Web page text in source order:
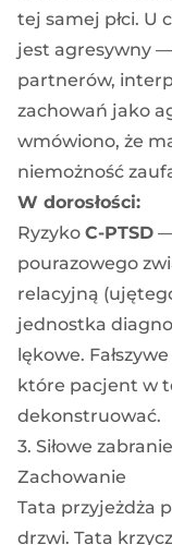
tej samej płci. U
jest agresywny
partnerów,
zachowań jako
wmówiono, że
niemożność
W dorosłości:
Ryzyko C-PTSD —
pourazowego
relacyjną
jednostka
lękowe.
które pacjent w
dekonstruować.
3. Siłowe
Zachowanie
Tata przyjeżdża
drzwi. Tata